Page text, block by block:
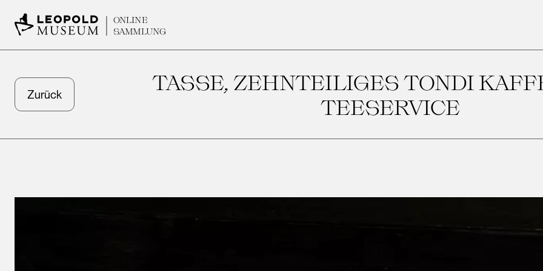
ONLINE
SAMMLUNG
Zurück
TASSE, ZEHNTEILIGES TONDI
TEESERVICE